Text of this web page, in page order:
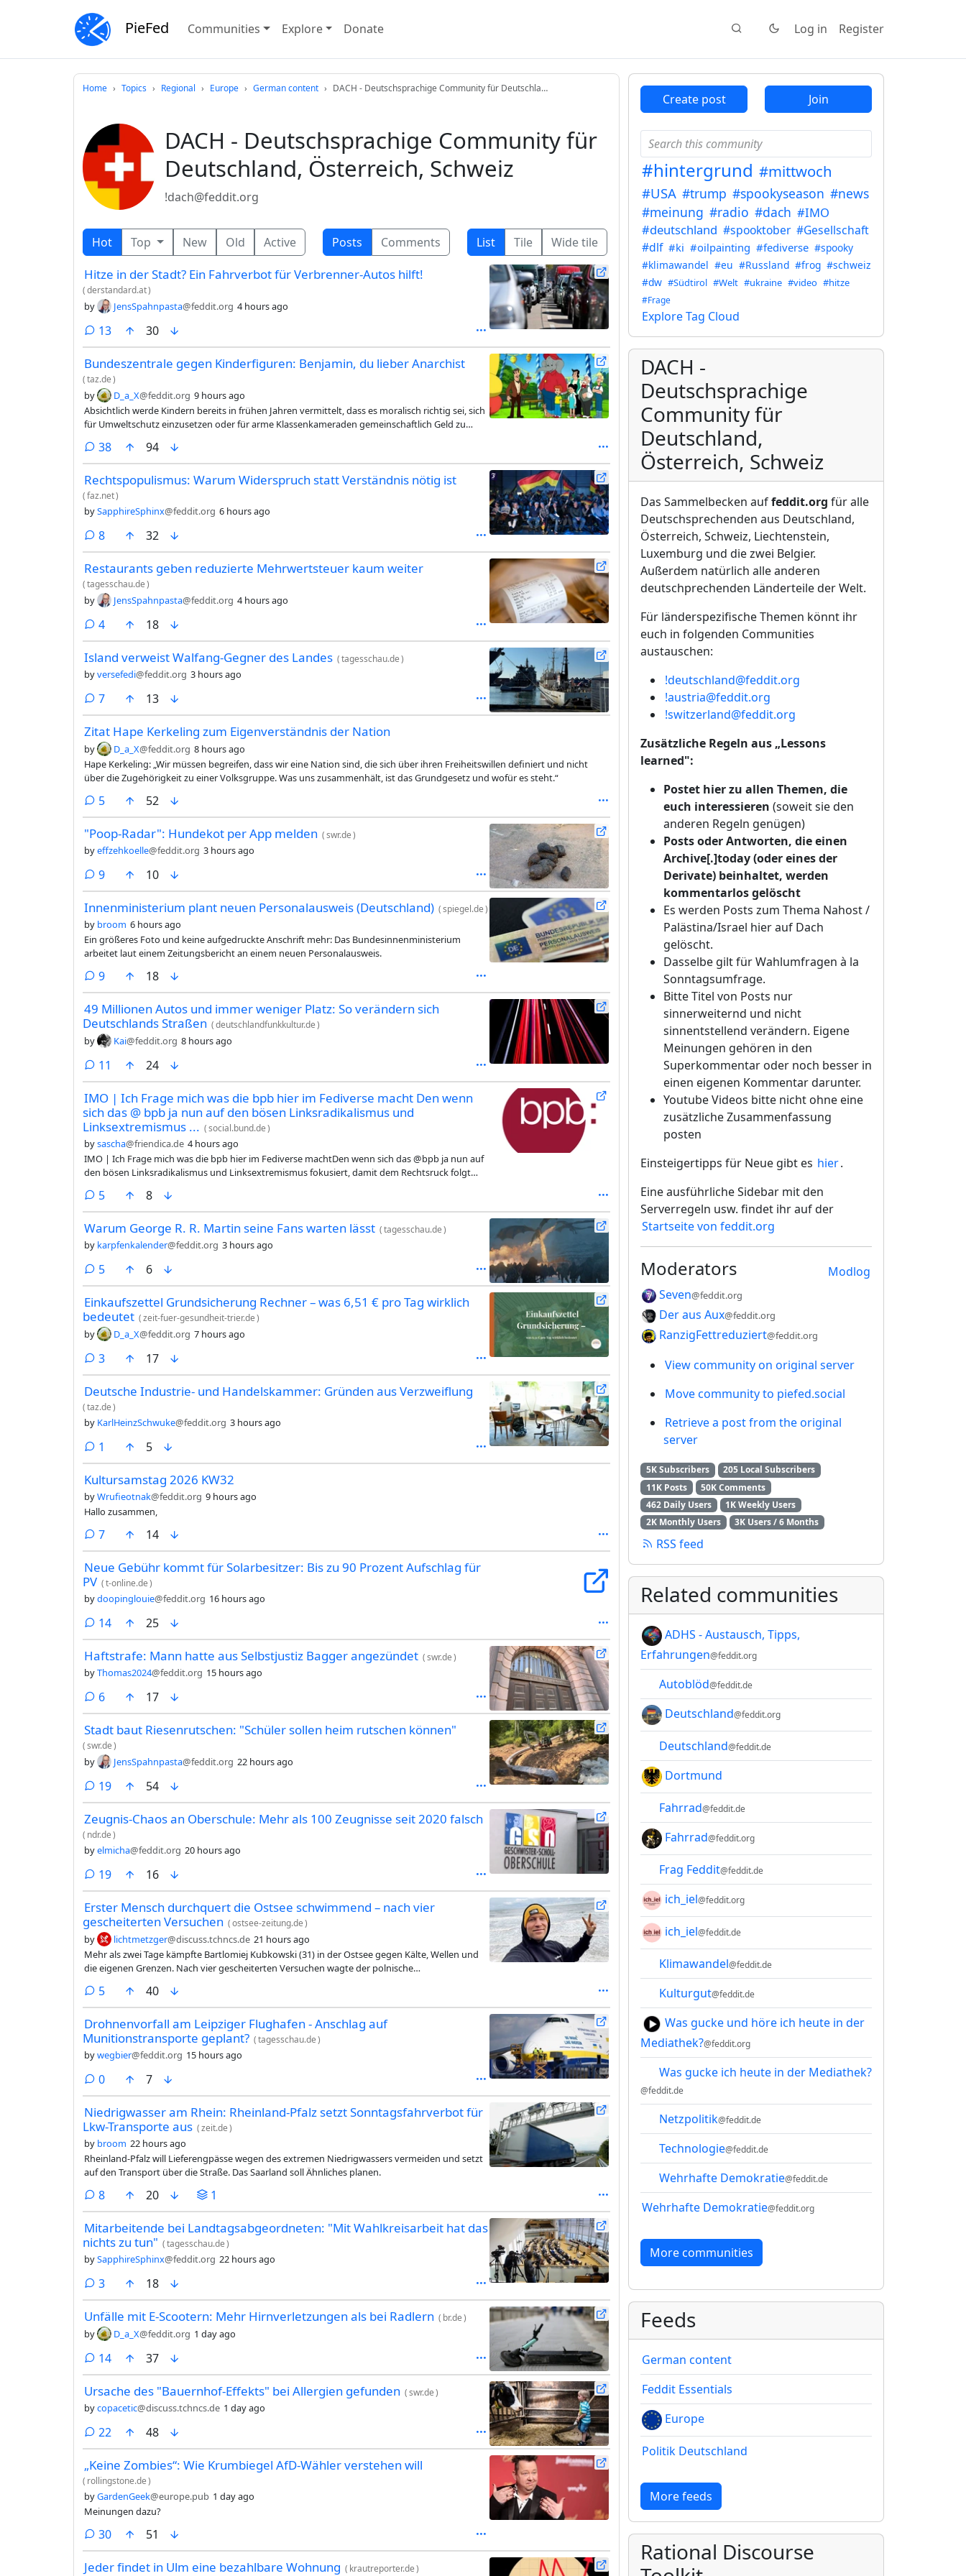
PieFed Communities Explore Donate Log in Register
Home Topics Regional Europe German content DACH - Deutschsprachige Community für Deutschla…
DACH - Deutschsprachige Community für
Deutschland, Österreich, Schweiz
!dach@feddit.org
Hot Top New Old Active Posts Comments List Tile Wide tile
Hitze in der Stadt? Ein Fahrverbot für Verbrenner-Autos hilft!
(derstandard.at)
by JensSpahnpasta@feddit.org 4 hours ago
13comments
30
Bundeszentrale gegen Kinderfiguren: Benjamin, du lieber Anarchist
(taz.de)
by D_a_X@feddit.org 9 hours ago
Absichtlich werde Kindern bereits in frühen Jahren vermittelt, dass es moralisch richtig sei, sich
für Umweltschutz einzusetzen oder für arme Klassenkameraden gemeinschaftlich Geld zu
jedoch, dass Po­li­ti­ke­r:in­nen und die Polizei stets als Gegner des Gemeinwohls dargestellt
würden. Die Darstellung, Politik sei von Wirtschaftsinteressen beeinflusst und würde Bäume
fällen, um eine Autobahn zu bauen, ließe Po­li­ti­ke­r:in­nen korrupt wirken.
38comments
94
Rechtspopulismus: Warum Widerspruch statt Verständnis nötig ist
(faz.net)
bySapphireSphinx@feddit.org 6 hours ago
8comments
32
Restaurants geben reduzierte Mehrwertsteuer kaum weiter
(tagesschau.de)
by JensSpahnpasta@feddit.org 4 hours ago
4comments
18
Island verweist Walfang-Gegner des Landes (tagesschau.de)
byversefedi@feddit.org 3 hours ago
7comments
13
Zitat Hape Kerkeling zum Eigenverständnis der Nation
by D_a_X@feddit.org 8 hours ago
Hape Kerkeling: „Wir müssen begreifen, dass wir eine Nation sind, die sich über ihren Freiheitswillen definiert und nicht
über die Zugehörigkeit zu einer Volksgruppe. Was uns zusammenhält, ist das Grundgesetz und wofür es steht.“
5comments
52
"Poop-Radar": Hundekot per App melden (swr.de)
byeffzehkoelle@feddit.org 3 hours ago
9comments
10
Innenministerium plant neuen Personalausweis (Deutschland) (spiegel.de)
by broom 6 hours ago
Ein größeres Foto und keine aufgedruckte Anschrift mehr: Das Bundesinnenministerium
arbeitet laut einem Zeitungsbericht an einem neuen Personalausweis.
9comments
18
49 Millionen Autos und immer weniger Platz: So verändern sich
Deutschlands Straßen (deutschlandfunkkultur.de)
by Kai@feddit.org 8 hours ago
11 comments
24
IMO | Ich Frage mich was die bpb hier im Fediverse macht Den wenn
sich das @ bpb ja nun auf den bösen Linksradikalismus und
Linksextremismus ... (social.bund.de)
bysascha@friendica.de 4 hours ago
IMO | Ich Frage mich was die bpb hier im Fediverse machtDen wenn sich das @bpb ja nun auf
den bösen Linksradikalismus und Linksextremismus fokusiert, damit dem Rechtsruck folgt
man schon Benjamin Blümchen oder Bibi Blocksberg als zu links einstuft, dann wundert einem
gar nichts mehr. Zumal wenn es solche Entwicklungen bei der bpb schon länger gibt.#IMO
#bpb #Fediverse #Rechtsruck @dach
5comments
8
Warum George R. R. Martin seine Fans warten lässt (tagesschau.de)
by karpfenkalender@feddit.org 3 hours ago
5comments
6
Einkaufszettel Grundsicherung Rechner – was 6,51 € pro Tag wirklich
bedeutet (zeit-fuer-gesundheit-trier.de)
by D_a_X@feddit.org 7 hours ago
3comments
17
Deutsche Industrie- und Handelskammer: Gründen aus Verzweiflung
(taz.de)
by KarlHeinzSchwuke@feddit.org 3 hours ago
1 comment
5
Kultursamstag 2026 KW32
byWrufieotnak@feddit.org 9 hours ago
Hallo zusammen,
7comments
14
Neue Gebühr kommt für Solarbesitzer: Bis zu 90 Prozent Aufschlag für
PV (t-online.de)
bydoopinglouie@feddit.org 16 hours ago
14comments
25
Haftstrafe: Mann hatte aus Selbstjustiz Bagger angezündet (swr.de)
byThomas2024@feddit.org 15 hours ago
6comments
17
Stadt baut Riesenrutschen: "Schüler sollen heim rutschen können"
(swr.de)
by JensSpahnpasta@feddit.org 22 hours ago
19comments
54
Zeugnis-Chaos an Oberschule: Mehr als 100 Zeugnisse seit 2020 falsch
( ndr.de)
byelmicha@feddit.org 20 hours ago
19comments
16
Erster Mensch durchquert die Ostsee schwimmend – nach vier
gescheiterten Versuchen (ostsee-zeitung.de)
by lichtmetzger@discuss.tchncs.de 21 hours ago
Mehr als zwei Tage kämpfte Bartlomiej Kubkowski (31) in der Ostsee gegen Kälte, Wellen und
die eigenen Grenzen. Nach vier gescheiterten Versuchen wagte der polnische
5comments
40
Drohnenvorfall am Leipziger Flughafen - Anschlag auf
Munitionstransporte geplant? (tagesschau.de)
bywegbier@feddit.org 15 hours ago
0comments
7
Niedrigwasser am Rhein: Rheinland-Pfalz setzt Sonntagsfahrverbot für
Lkw-Transporte aus (zeit.de)
by broom 22 hours ago
Rheinland-Pfalz will Lieferengpässe wegen des extremen Niedrigwassers vermeiden und setzt
auf den Transport über die Straße. Das Saarland soll Ähnliches planen.
8comments
20 1
Mitarbeitende bei Landtagsabgeordneten: "Mit Wahlkreisarbeit hat das
nichts zu tun" (tagesschau.de)
bySapphireSphinx@feddit.org 22 hours ago
3comments
18
Unfälle mit E-Scootern: Mehr Hirnverletzungen als bei Radlern ( br.de)
by D_a_X@feddit.org 1 day ago
14comments
37
Ursache des "Bauernhof-Effekts" bei Allergien gefunden (swr.de)
bycopacetic@discuss.tchncs.de 1 day ago
22 comments
48
„Keine Zombies“: Wie Krumbiegel AfD-Wähler verstehen will
( rollingstone.de)
byGardenGeek@europe.pub 1 day ago
Meinungen dazu?
30comments
51
Jeder findet in Ulm eine bezahlbare Wohnung ( krautreporter.de)
Create post Join
#hintergrund #mittwoch
#USA #trump #spookyseason #news
#meinung #radio #dach #IMO
#deutschland #spooktober #Gesellschaft
#dlf #ki #oilpainting #fediverse #spooky
#klimawandel #eu #Russland #frog #schweiz
#dw #Südtirol #Welt #ukraine #video #hitze
#Frage
Explore Tag Cloud
DACH -
Deutschsprachige
Community für
Deutschland,
Österreich, Schweiz
Das Sammelbecken auffeddit.org für alle
Deutschsprechenden aus Deutschland,
Österreich, Schweiz, Liechtenstein,
Luxemburg und die zwei Belgier.
Außerdem natürlich alle anderen
deutschprechenden Länderteile der Welt.
Für länderspezifische Themen könnt ihr
euch in folgenden Communities
austauschen:
!deutschland@feddit.org
!austria@feddit.org
!switzerland@feddit.org
Zusätzliche Regeln aus „Lessons
learned":
Postet hier zu allen Themen, die
euch interessieren (soweit sie den
anderen Regeln genügen)
Posts oder Antworten, die einen
Archive[.]today (oder eines der
Derivate) beinhaltet, werden
kommentarlos gelöscht
Es werden Posts zum Thema Nahost /
Palästina/Israel hier auf Dach
gelöscht.
Dasselbe gilt für Wahlumfragen à la
Sonntagsumfrage.
Bitte Titel von Posts nur
sinnerweiternd und nicht
sinnentstellend verändern. Eigene
Meinungen gehören in den
Superkommentar oder noch besser in
einen eigenen Kommentar darunter.
Youtube Videos bitte nicht ohne eine
zusätzliche Zusammenfassung
posten
Einsteigertipps für Neue gibt es hier.
Eine ausführliche Sidebar mit den
Serverregeln usw. findet ihr auf der
Startseite von feddit.org
Modlog
Moderators
Seven@feddit.org
Der aus Aux@feddit.org
RanzigFettreduziert@feddit.org
View community on original server
Move community to piefed.social
Retrieve a post from the original
server
5K Subscribers
205 Local Subscribers
11K Posts
50K Comments
462 Daily Users
1K Weekly Users
2K Monthly Users
3K Users / 6 Months
RSS feed
Related communities
ADHS - Austausch, Tipps,
Erfahrungen@feddit.org
Autoblöd@feddit.de
Deutschland@feddit.org
Deutschland@feddit.de
Dortmund
Fahrrad@feddit.de
Fahrrad@feddit.org
Frag Feddit@feddit.de
ich_iel@feddit.org
ich_iel@feddit.de
Klimawandel@feddit.de
Kulturgut@feddit.de
Was gucke und höre ich heute in der
Mediathek?@feddit.org
Was gucke ich heute in der Mediathek?
@feddit.de
Netzpolitik@feddit.de
Technologie@feddit.de
Wehrhafte Demokratie@feddit.de
Wehrhafte Demokratie@feddit.org
More communities
Feeds
German content
Feddit Essentials
Europe
Politik Deutschland
More feeds
Rational Discourse